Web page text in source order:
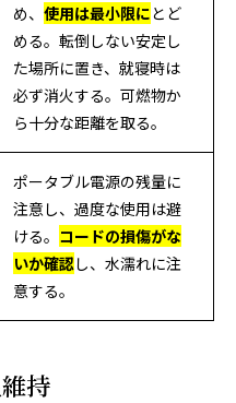
め、 使用は最小限にとど
める。転倒しない安定し
た場所に置き、就寝時は
必ず消火する。可燃物か
ら十分な距離を取る。
ポータブル電源の残量に
注意し、過度な使用は避
ける。 コードの損傷がな
いか確認 し、水濡れに注
意する。
持